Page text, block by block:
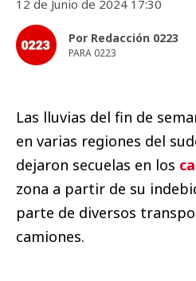
12 de Junio de 2024 17:30
Por Redacción 0223
PARA 0223
Las lluvias del fin de
en varias regiones del
dejaron secuelas en los
zona a partir de su
parte de diversos
camiones.